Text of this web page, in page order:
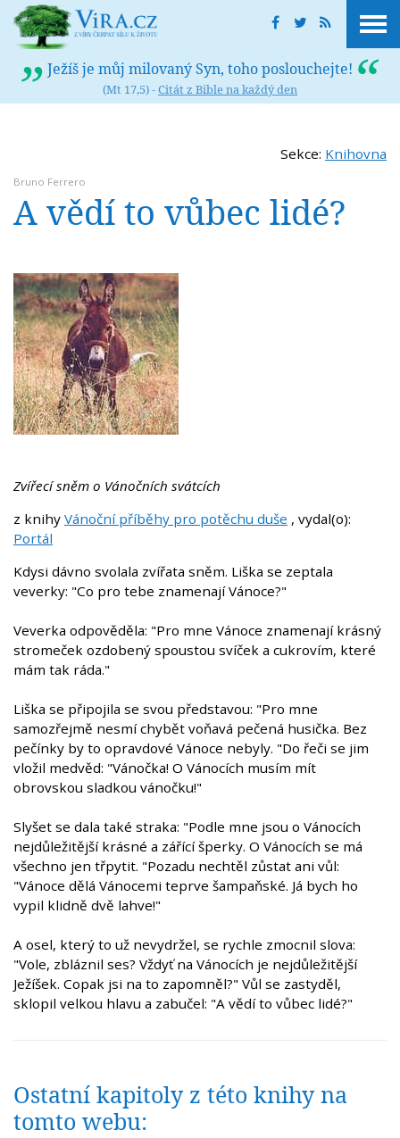
Ježíš je můj milovaný Syn, toho poslouchejte!
(Mt 17,5) -Citát z Bible na každý den
Sekce: Knihovna
Bruno Ferrero
A vědí to vůbec lidé?
Zvířecí sněm o Vánočních svátcích
z knihy Vánoční příběhy pro potěchu duše , vydal(o):
Portál
Kdysi dávno svolala zvířata sněm. Liška se zeptala
veverky: "Co pro tebe znamenají Vánoce?"
Veverka odpověděla: "Pro mne Vánoce znamenají krásný
stromeček ozdobený spoustou svíček a cukrovím, které
mám tak ráda."
Liška se připojila se svou představou: "Pro mne
samozřejmě nesmí chybět voňavá pečená husička. Bez
pečínky by to opravdové Vánoce nebyly. "Do řeči se jim
vložil medvěd: "Vánočka! O Vánocích musím mít
obrovskou sladkou vánočku!"
Slyšet se dala také straka: "Podle mne jsou o Vánocích
nejdůležitější krásné a zářící šperky. O Vánocích se má
všechno jen třpytit. "Pozadu nechtěl zůstat ani vůl:
"Vánoce dělá Vánocemi teprve šampaňské. Já bych ho
vypil klidně dvě lahve!"
A osel, který to už nevydržel, se rychle zmocnil slova:
"Vole, zbláznil ses? Vždyť na Vánocích je nejdůležitější
Ježíšek. Copak jsi na to zapomněl?" Vůl se zastyděl,
sklopil velkou hlavu a zabučel: "A vědí to vůbec lidé?"
Ostatní kapitoly z této knihy na
tomto webu: